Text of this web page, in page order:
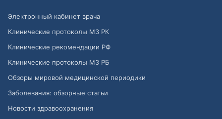
Электронный кабинет врача
Клинические протоколы МЗ РК
Клинические рекомендации РФ
Клинические протоколы МЗ РБ
Обзоры мировой медицинской периодики
Заболевания: обзорные статьи
Новости здравоохранения